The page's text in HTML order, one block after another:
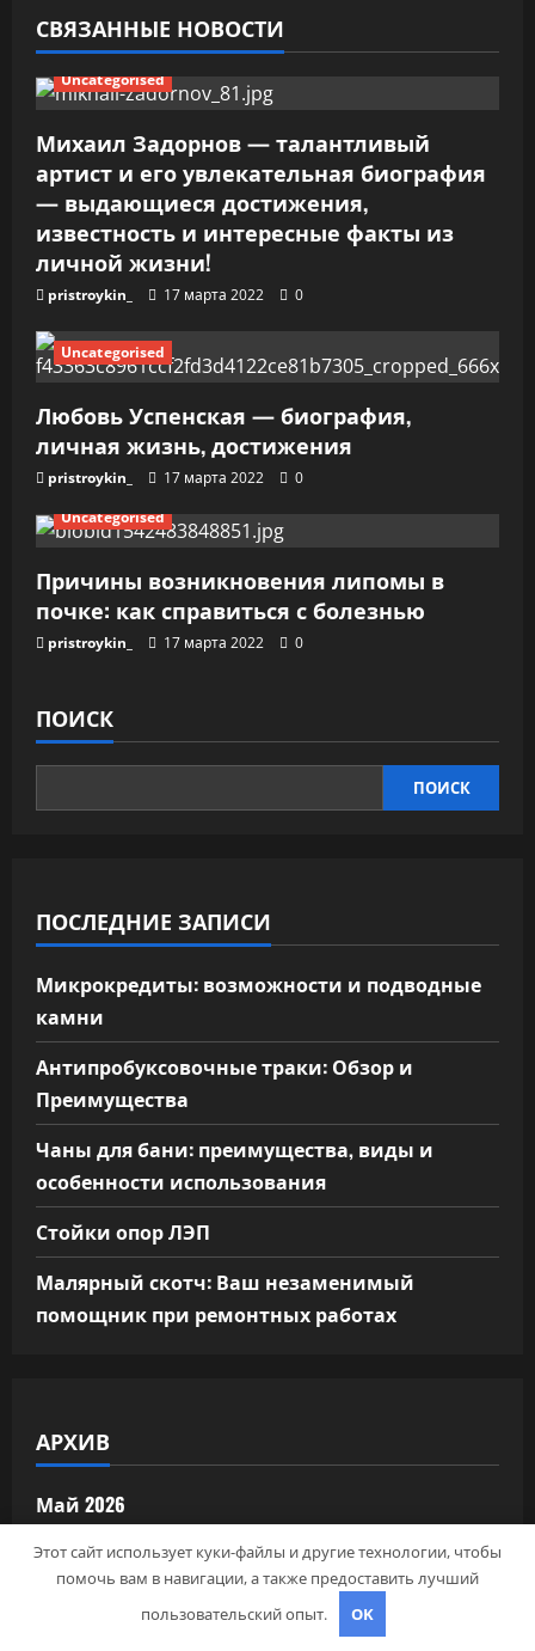
о
з
а
п
и
с
я
м
СВЯЗАННЫЕ НОВОСТИ
Uncategorised
Михаил Задорнов — талантливый
артист и его увлекательная биография
— выдающиеся достижения,
известность и интересные факты из
личной жизни!
pristroykin_ 17 марта 2022 0
Uncategorised
Любовь Успенская — биография,
личная жизнь, достижения
pristroykin_ 17 марта 2022
0
Uncategorised
Причины возникновения липомы в
почке: как справиться с болезнью
pristroykin_ 17 марта 2022 0
ПОИСК
ПОИСК
ПОСЛЕДНИЕ ЗАПИСИ
Микрокредиты: возможности и подводные
камни
Антипробуксовочные траки: Обзор и
Преимущества
Чаны для бани: преимущества, виды и
особенности использования
Стойки опор ЛЭП
Малярный скотч: Ваш незаменимый
помощник при ремонтных работах
АРХИВ
Май 2026
Апрель 2026
Этот сайт использует куки-файлы и другие технологии, чтобы
помочь вам в навигации, а также предоставить лучший
пользовательский опыт.
OK